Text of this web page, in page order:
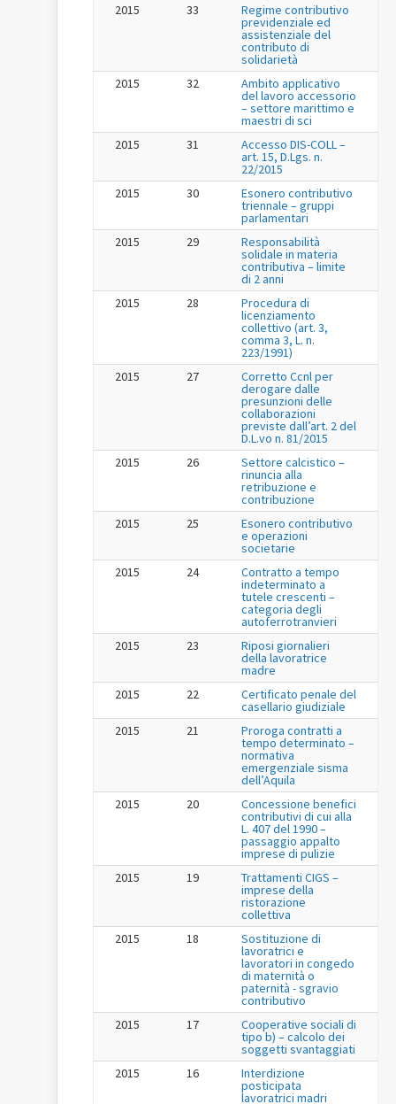
2015
33 Regime contributivo
previdenziale ed
assistenziale del
contributo di
solidarietà
2015
32 Ambito applicativo
del lavoro accessorio
– settore marittimo e
maestri di sci
2015
31 Accesso DIS-COLL –
art. 15, D.Lgs. n.
22/2015
2015
30 Esonero contributivo
triennale – gruppi
parlamentari
2015
29 Responsabilità
solidale in materia
contributiva – limite
di 2 anni
2015
28 Procedura di
licenziamento
collettivo (art. 3,
comma 3, L. n.
223/1991)
2015
27 Corretto Ccnl per
derogare dalle
presunzioni delle
collaborazioni
previste dall’art. 2 del
D.L.vo n. 81/2015
2015
26 Settore calcistico –
rinuncia alla
retribuzione e
contribuzione
2015
25 Esonero contributivo
e operazioni
societarie
2015
24 Contratto a tempo
indeterminato a
tutele crescenti –
categoria degli
autoferrotranvieri
2015
23 Riposi giornalieri
della lavoratrice
madre
2015
22 Certificato penale del
casellario giudiziale
2015
21 Proroga contratti a
tempo determinato –
normativa
emergenziale sisma
dell’Aquila
2015
20 Concessione benefici
contributivi di cui alla
L. 407 del 1990 –
passaggio appalto
imprese di pulizie
2015
19 Trattamenti CIGS –
imprese della
ristorazione
collettiva
2015
18 Sostituzione di
lavoratrici e
lavoratori in congedo
di maternità o
paternità - sgravio
contributivo
2015
17 Cooperative sociali di
tipo b) – calcolo dei
soggetti svantaggiati
2015
16 Interdizione
posticipata
lavoratrici madri